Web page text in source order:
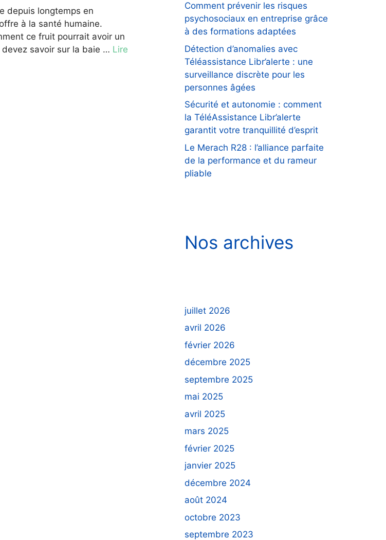
depuis longtemps en
à la santé humaine.
ce fruit pourrait avoir un
devez savoir sur la baie … Lire
Comment prévenir les risques
psychosociaux en entreprise grâce
à des formations adaptées
Détection d’anomalies avec
Téléassistance Libr’alerte : une
surveillance discrète pour les
personnes âgées
Sécurité et autonomie : comment
la TéléAssistance Libr’alerte
garantit votre tranquillité d’esprit
Le Merach R28 : l’alliance parfaite
de la performance et du rameur
pliable
Nos archives
juillet 2026
avril 2026
février 2026
décembre 2025
septembre 2025
mai 2025
avril 2025
mars 2025
février 2025
janvier 2025
décembre 2024
août 2024
octobre 2023
septembre 2023